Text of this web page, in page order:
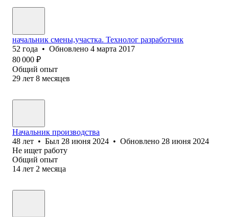
начальник смены,участка. Технолог разработчик
52 года • Обновлено 4 марта 2017
80 000 ₽
Общий опыт
29 лет 8 месяцев
Начальник производства
48 лет • Был 28 июня 2024 • Обновлено 28 июня 2024
Не ищет работу
Общий опыт
14 лет 2 месяца